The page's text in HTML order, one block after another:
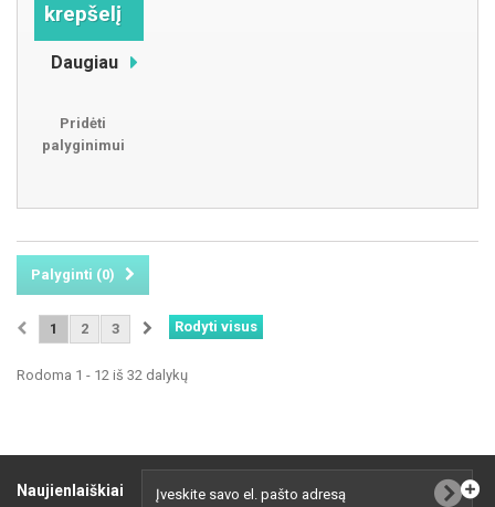
krepšelį
Daugiau
Pridėti
palyginimui
Palyginti (0)
Rodyti visus
1 2 3
Rodoma 1 - 12 iš 32 dalykų
Naujienlaiškiai